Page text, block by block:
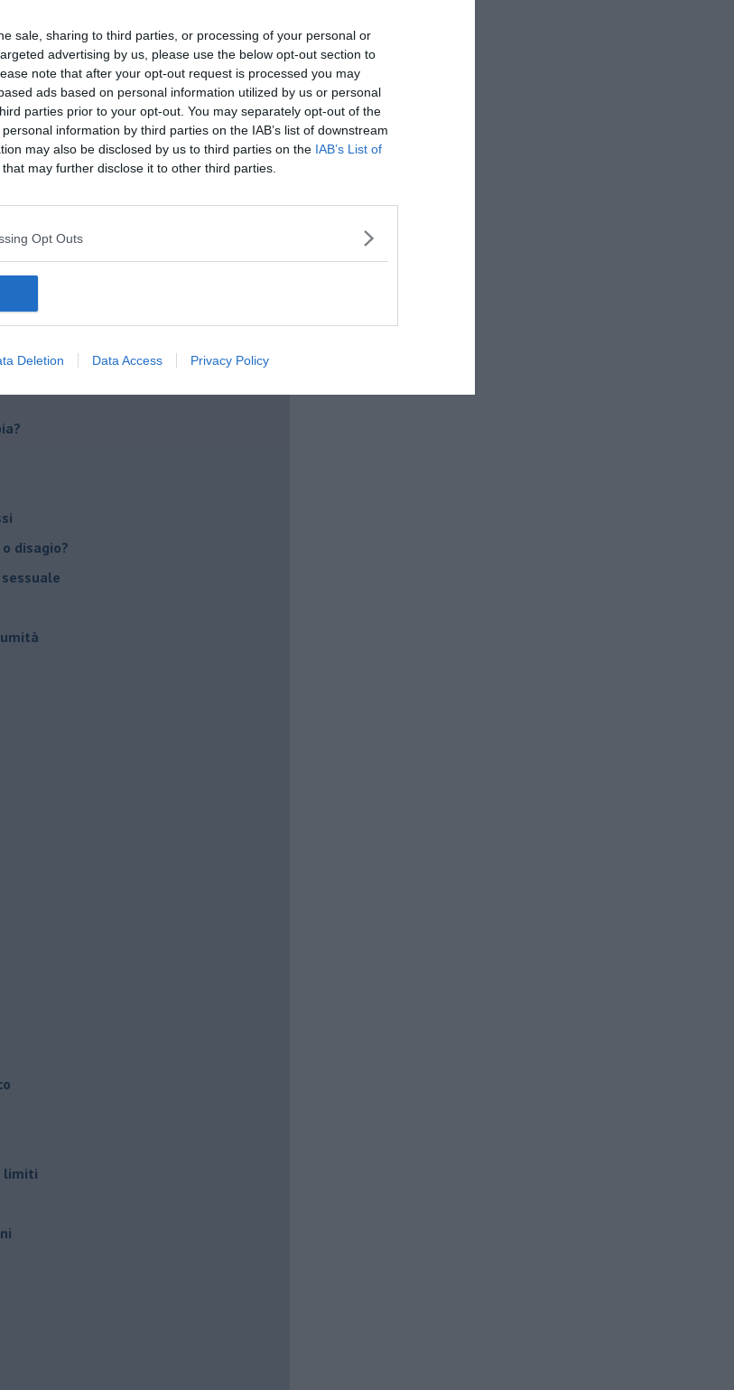
sale, sharing to third parties, or processing of your personal or
advertising by us, please use the below opt-out section to
note that after your opt-out request is processed you may
ads based on personal information utilized by us or personal
parties prior to your opt-out. You may separately opt-out of the
information by third parties on the IAB’s list of downstream
may also be disclosed by us to third parties on the IAB’s List of
that may further disclose it to other third parties.
Opt Outs
Deletion Data Access Privacy Policy
loro
peso
disagio?
limiti